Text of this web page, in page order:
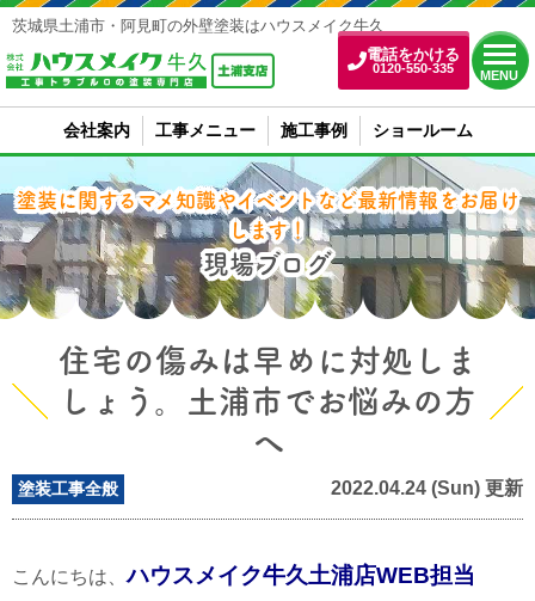
電話をかける
0120-550-335
MENU
茨城県土浦市・阿見町の外壁塗装はハウスメイク牛久
会社案内 工事メニュー 施工事例 ショールーム
塗装に関するマメ知識やイベントなど最新情報をお届け
します！
現場ブログ
住宅の傷みは早めに対処しま
しょう。土浦市でお悩みの方
へ
塗装工事全般 2022.04.24 (Sun) 更新
こんにちは、ハウスメイク牛久土浦店WEB担当